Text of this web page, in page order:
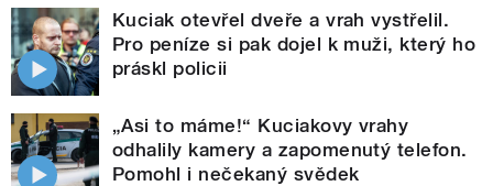
Kuciak otevřel dveře a vrah vystřelil.
Pro peníze si pak dojel k muži, který ho
práskl policii
„Asi to máme!“ Kuciakovy vrahy
odhalily kamery a zapomenutý telefon.
Pomohl i nečekaný svědek